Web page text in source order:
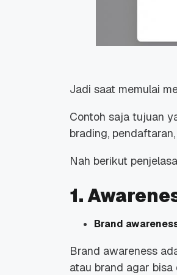
Jadi saat memulai
Contoh saja tujuan
brading,
Nah berikut
1.
Brand
Brand awareness
atau brand agar